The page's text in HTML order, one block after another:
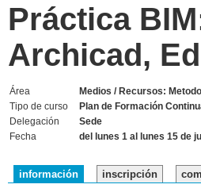
Práctica
Archicad,
Área
Medios / Recursos:
Tipo de curso
Plan de Formación
Delegación
Sede
Fecha
del lunes 1 al lunes 15 de
información inscripción